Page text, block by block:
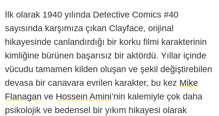
İlk olarak 1940 yılında Detective Comics #40
sayısında karşımıza çıkan Clayface, orijinal
hikayesinde canlandırdığı bir korku filmi karakterinin
kimliğine bürünen başarısız bir aktördü. Yıllar içinde
vücudu tamamen kilden oluşan ve şekil değiştirebilen
devasa bir canavara evrilen karakter, bu kez Mike
Flanagan ve Hossein Amini’nin kalemiyle çok daha
psikolojik ve bedensel bir yıkım hikayesi olarak